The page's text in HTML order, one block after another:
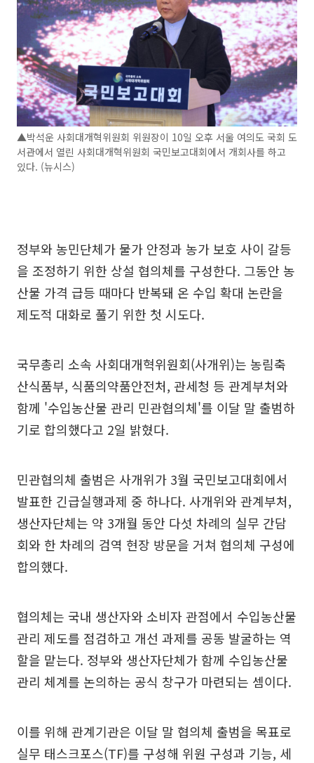
▲박석운 사회대개혁위원회 위원장이 10일 오후 서울 여의도 국회 도
서관에서 열린 사회대개혁위원회 국민보고대회에서 개회사를 하고
있다. (뉴시스)
정부와 농민단체가 물가 안정과 농가 보호 사이 갈등
을 조정하기 위한 상설 협의체를 구성한다. 그동안 농
산물 가격 급등 때마다 반복돼 온 수입 확대 논란을
제도적 대화로 풀기 위한 첫 시도다.
국무총리 소속 사회대개혁위원회(사개위)는 농림축
산식품부, 식품의약품안전처, 관세청 등 관계부처와
함께 '수입농산물 관리 민관협의체'를 이달 말 출범하
기로 합의했다고 2일 밝혔다.
민관협의체 출범은 사개위가 3월 국민보고대회에서
발표한 긴급실행과제 중 하나다. 사개위와 관계부처,
생산자단체는 약 3개월 동안 다섯 차례의 실무 간담
회와 한 차례의 검역 현장 방문을 거쳐 협의체 구성에
합의했다.
협의체는 국내 생산자와 소비자 관점에서 수입농산물
관리 제도를 점검하고 개선 과제를 공동 발굴하는 역
할을 맡는다. 정부와 생산자단체가 함께 수입농산물
관리 체계를 논의하는 공식 창구가 마련되는 셈이다.
이를 위해 관계기관은 이달 말 협의체 출범을 목표로
실무 태스크포스(TF)를 구성해 위원 구성과 기능, 세